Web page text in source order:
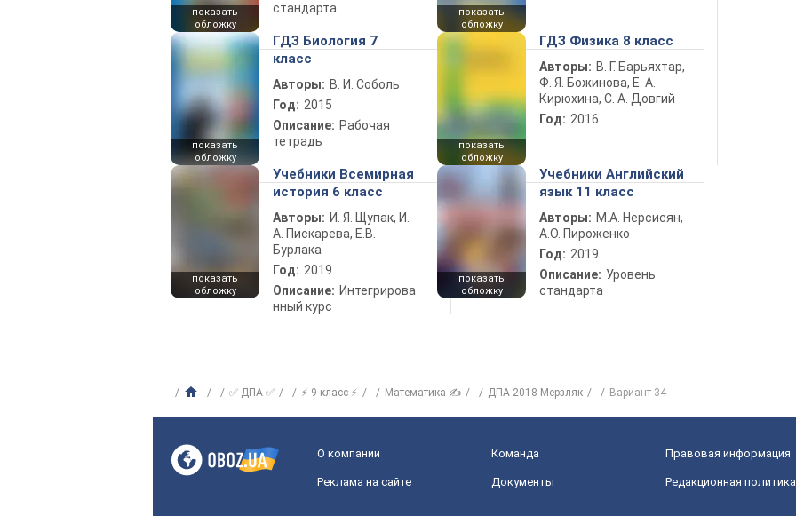
показать
обложку
стандарта
показать
обложку
показать
обложку
ГДЗ Биология 7
класс
Авторы: В. И. Соболь
Год: 2015
Описание: Рабочая
тетрадь
показать
обложку
ГДЗ Физика 8 класс
Авторы: В. Г. Барьяхтар,
Ф. Я. Божинова, Е. А.
Кирюхина, С. А. Довгий
Год: 2016
показать
обложку
Учебники Всемирная
история 6 класс
Авторы: И. Я. Щупак, И.
А. Пискарева, Е.В.
Бурлака
Год: 2019
Описание: Интегрирова
нный курс
показать
обложку
Учебники Английский
язык 11 класс
Авторы: М.А. Нерсисян,
А.О. Пироженко
Год: 2019
Описание: Уровень
стандарта
✅ ДПА ✅ ⚡ 9 класс ⚡ Математика ✍ ДПА 2018 Мерзляк Вариант 34
О компании Команда Правовая информация
Реклама на сайте Документы Редакционная политика